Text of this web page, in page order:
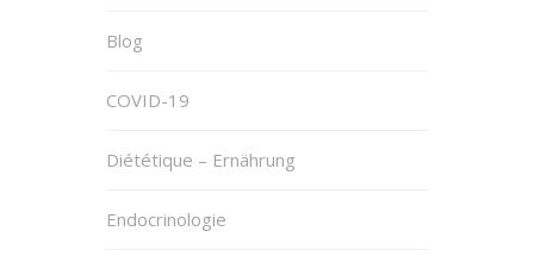
Blog
COVID-19
Diététique – Ernährung
Endocrinologie